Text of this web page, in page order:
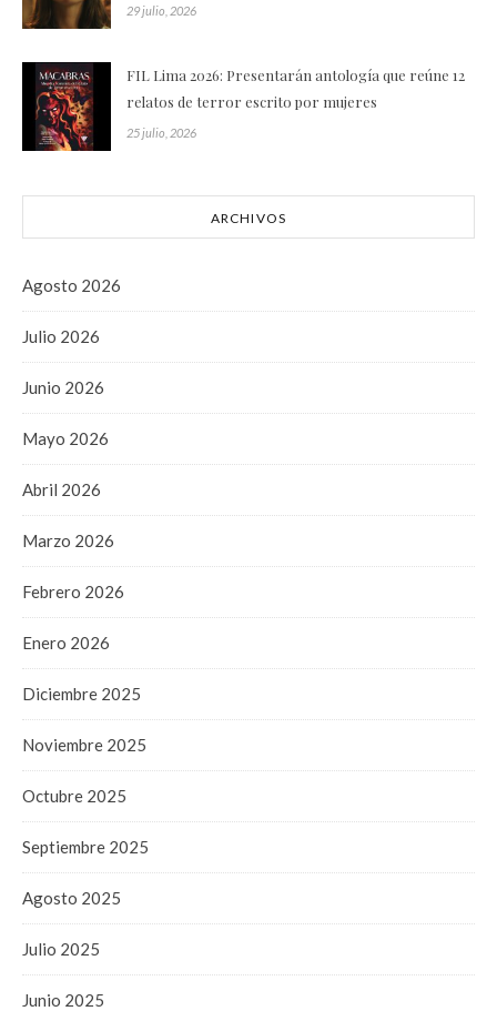
29 julio, 2026
FIL Lima 2026: Presentarán antología que reúne 12
relatos de terror escrito por mujeres
25 julio, 2026
ARCHIVOS
Agosto 2026
Julio 2026
Junio 2026
Mayo 2026
Abril 2026
Marzo 2026
Febrero 2026
Enero 2026
Diciembre 2025
Noviembre 2025
Octubre 2025
Septiembre 2025
Agosto 2025
Julio 2025
Junio 2025